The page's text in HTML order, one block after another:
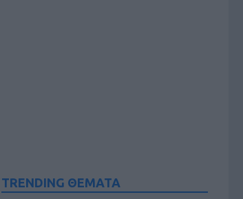
TRENDING ΘΕΜΑΤΑ